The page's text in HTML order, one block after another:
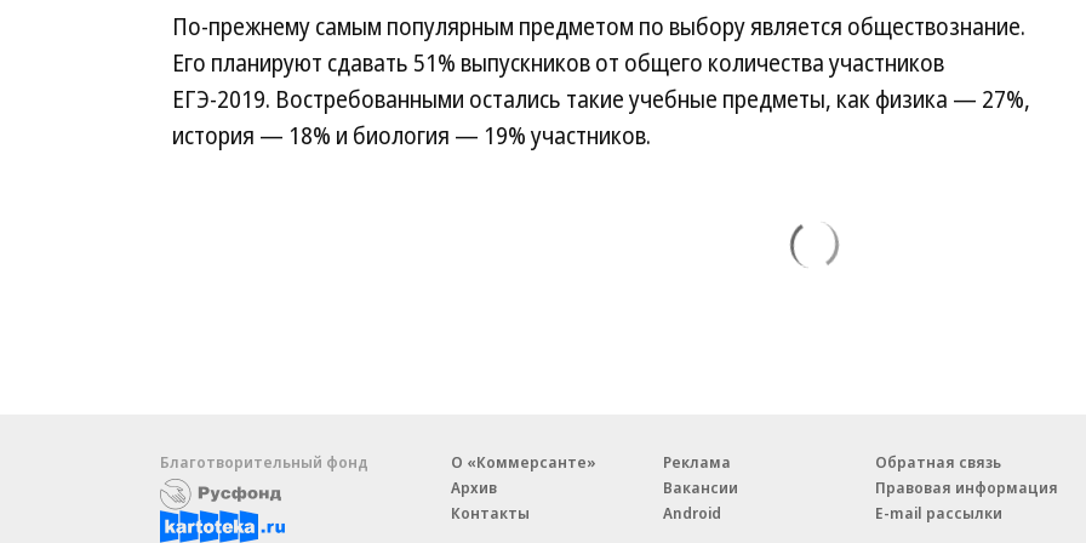
По-прежнему самым популярным предметом по выбору является обществознание.
Его планируют сдавать 51% выпускников от общего количества участников
ЕГЭ-2019. Востребованными остались такие учебные предметы, как физика — 27%,
история — 18% и биология — 19% участников.
Благотворительный фонд
О «Коммерсанте»
Архив
Контакты
Реклама
Вакансии
Android
Обратная связь
Правовая информация
E-mail рассылки